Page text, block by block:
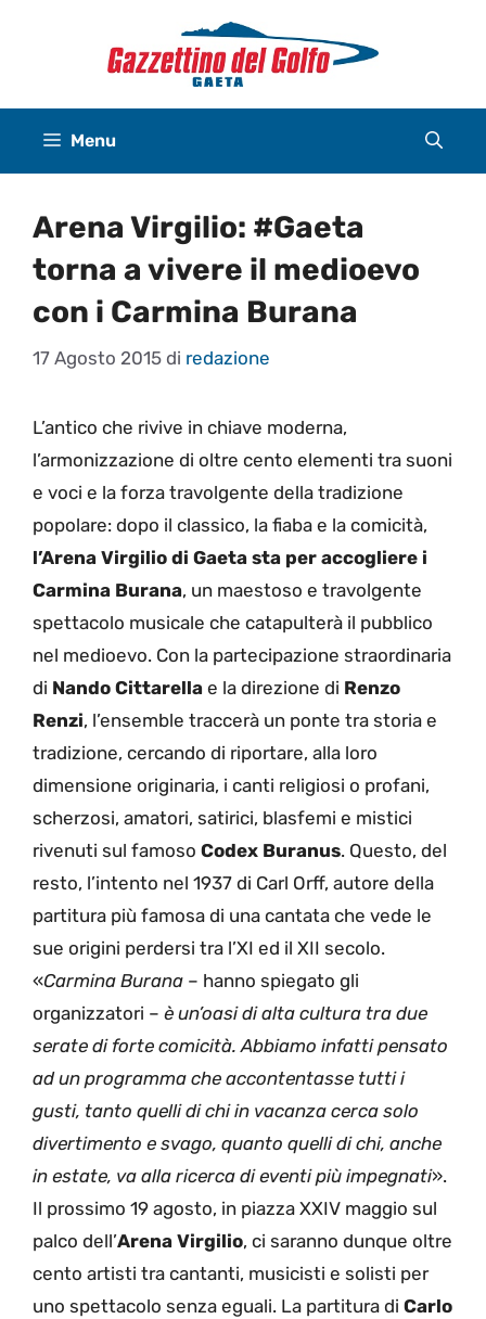
Menu
Arena Virgilio: #Gaeta
torna a vivere il medioevo
con i Carmina Burana
17 Agosto 2015 di redazione
L’antico che rivive in chiave moderna,
l’armonizzazione di oltre cento elementi tra suoni
e voci e la forza travolgente della tradizione
popolare: dopo il classico, la fiaba e la comicità,
l’Arena Virgilio di Gaeta sta per accogliere i
Carmina Burana, un maestoso e travolgente
spettacolo musicale che catapulterà il pubblico
nel medioevo. Con la partecipazione straordinaria
di Nando Cittarella e la direzione di Renzo
Renzi, l’ensemble traccerà un ponte tra storia e
tradizione, cercando di riportare, alla loro
dimensione originaria, i canti religiosi o profani,
scherzosi, amatori, satirici, blasfemi e mistici
rivenuti sul famoso Codex Buranus. Questo, del
resto, l’intento nel 1937 di Carl Orff, autore della
partitura più famosa di una cantata che vede le
sue origini perdersi tra l’XI ed il XII secolo.
«Carmina Burana – hanno spiegato gli
organizzatori – è un’oasi di alta cultura tra due
serate di forte comicità. Abbiamo infatti pensato
ad un programma che accontentasse tutti i
gusti, tanto quelli di chi in vacanza cerca solo
divertimento e svago, quanto quelli di chi, anche
in estate, va alla ricerca di eventi più impegnati».
Il prossimo 19 agosto, in piazza XXIV maggio sul
palco dell’Arena Virgilio, ci saranno dunque oltre
cento artisti tra cantanti, musicisti e solisti per
uno spettacolo senza eguali. La partitura di Carlo